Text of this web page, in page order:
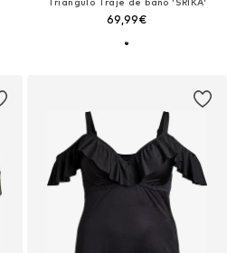
69,99€